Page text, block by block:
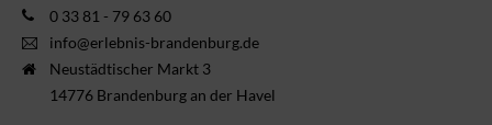
0 33 81 - 79 63 60
info@erlebnis-brandenburg.de
Neustädtischer Markt 3
14776 Brandenburg an der Havel